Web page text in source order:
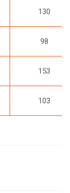
130
98
153
103